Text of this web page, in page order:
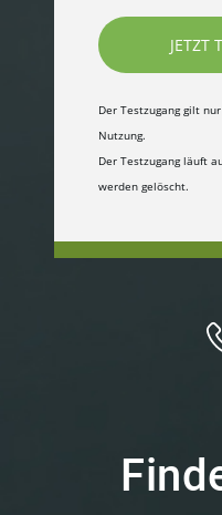
Der Testzugang gilt
Nutzung.
Der Testzugang läuft
werden gelöscht.